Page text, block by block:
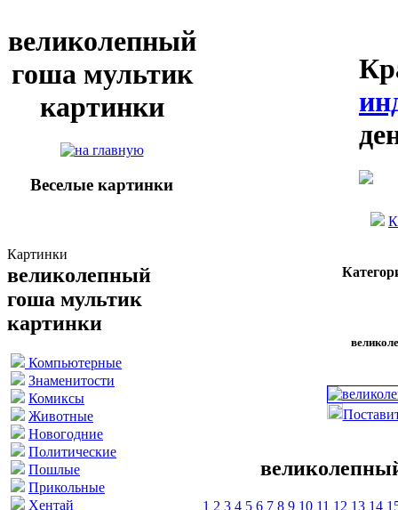
великолепный
гоша мультик
картинки
Веселые картинки
Картинки
великолепный
гоша мультик
картинки
Компьютерные
Знаменитости
Комиксы
Животные
Новогодние
Политические
Пошлые
Прикольные
Хентай
1 2 3 4 5 6 7 8 9 10 11 12 13 14